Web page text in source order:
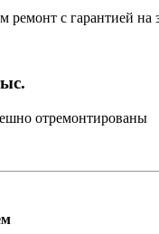
ремонт с гарантией на
отремонтированы